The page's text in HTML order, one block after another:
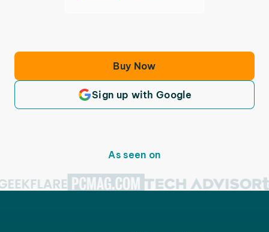
Buy Now
Sign up with Google
As seen on